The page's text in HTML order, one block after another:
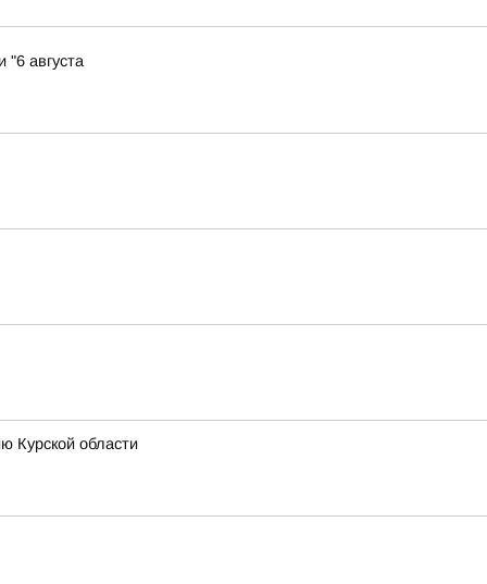
августа
Курской области